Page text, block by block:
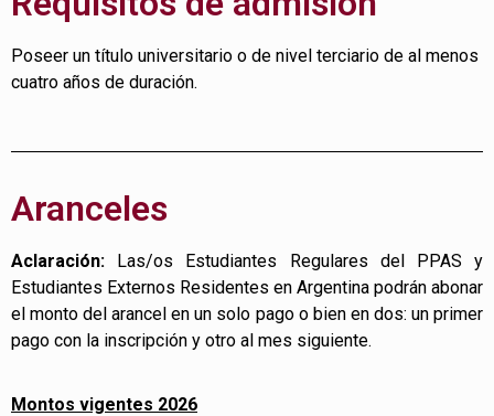
Poseer un título universitario o de nivel terciario de al menos
cuatro años de duración.
Aranceles
Aclaración: Las/os Estudiantes Regulares del PPAS y
Estudiantes Externos Residentes en Argentina podrán abonar
el monto del arancel en un solo pago o bien en dos: un primer
pago con la inscripción y otro al mes siguiente.
Montos vigentes 2026